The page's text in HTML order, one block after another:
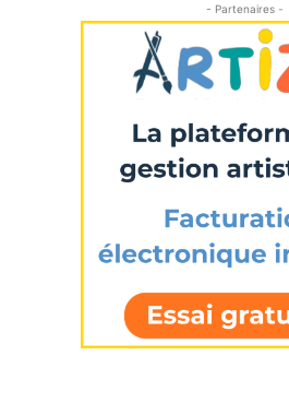
J'accepte lestermes et
* Champ obligatoire
- Partenaires -